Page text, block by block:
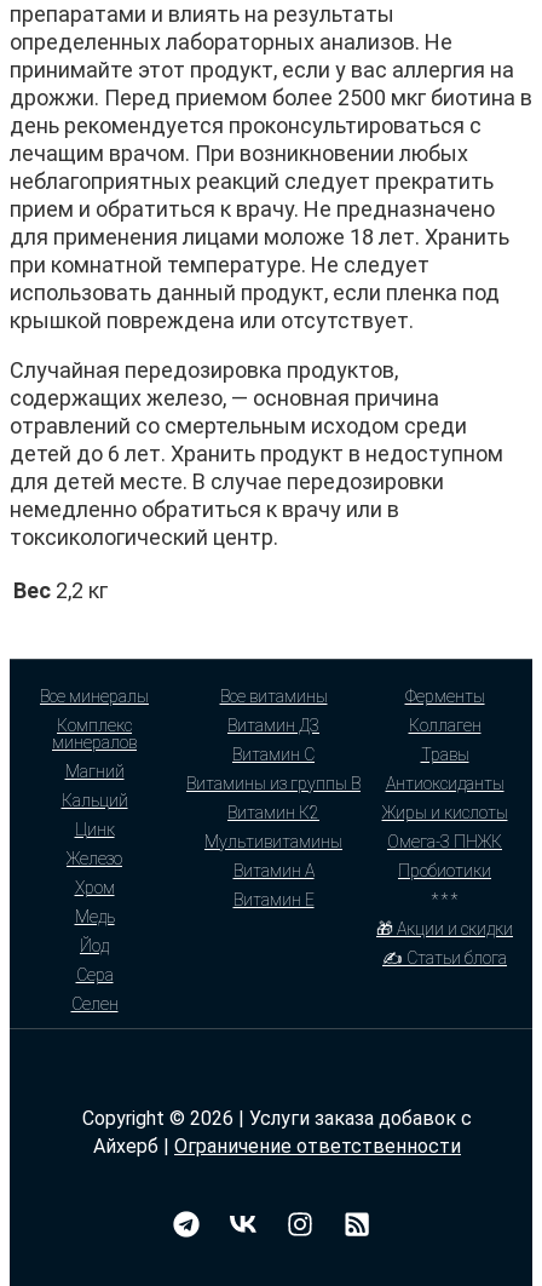
препаратами и влиять на результаты
определенных лабораторных анализов. Не
принимайте этот продукт, если у вас аллергия на
дрожжи. Перед приемом более 2500 мкг биотина в
день рекомендуется проконсультироваться с
лечащим врачом. При возникновении любых
неблагоприятных реакций следует прекратить
прием и обратиться к врачу. Не предназначено
для применения лицами моложе 18 лет. Хранить
при комнатной температуре. Не следует
использовать данный продукт, если пленка под
крышкой повреждена или отсутствует.
Случайная передозировка продуктов,
содержащих железо, — основная причина
отравлений со смертельным исходом среди
детей до 6 лет. Хранить продукт в недоступном
для детей месте. В случае передозировки
немедленно обратиться к врачу или в
токсикологический центр.
Вес 2,2 кг
Все минералы
Комплекс
минералов
Магний
Кальций
Цинк
Железо
Хром
Медь
Йод
Сера
Селен
Все витамины
Витамин Д3
Витамин С
Витамины из группы В
Витамин К2
Мультивитамины
Витамин А
Витамин Е
Ферменты
Коллаген
Травы
Антиоксиданты
Жиры и кислоты
Омега-3 ПНЖК
Пробиотики
* * *
🎁 Акции и скидки
✍ Статьи блога
Copyright © 2026 | Услуги заказа добавок с
Айхерб | Ограничение ответственности